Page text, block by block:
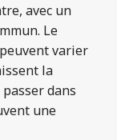
avec un
Le
varier
la
dans
une